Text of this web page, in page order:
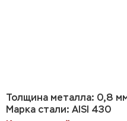
Толщина металла: 0,8
Марка стали: AISI 430